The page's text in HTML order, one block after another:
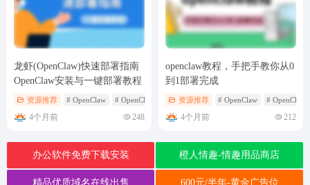
龙虾(OpenClaw)快速部署指南
OpenClaw安装与一键部署教程
资源推荐 # OpenClaw # OpenClaw安装 # 龙虾（OpenClaw）快速部署指南
4个月前 248
openclaw教程，手把手教你从0
到1部署完成
资源推荐 # OpenClaw # OpenClaw
4个月前 212
办公软件免费下载安装 橙人情趣-情趣用品商店
精品优质域名在线出售 600元/半年-黄金广告位